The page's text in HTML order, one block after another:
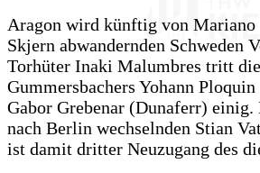
Aragon wird künftig von Mariano
Skjern abwandernden Schweden
Torhüter Inaki Malumbres tritt
Gummersbachers Yohann
Gabor Grebenar (Dunaferr)
nach Berlin wechselnden Stian
ist damit dritter Neuzugang des